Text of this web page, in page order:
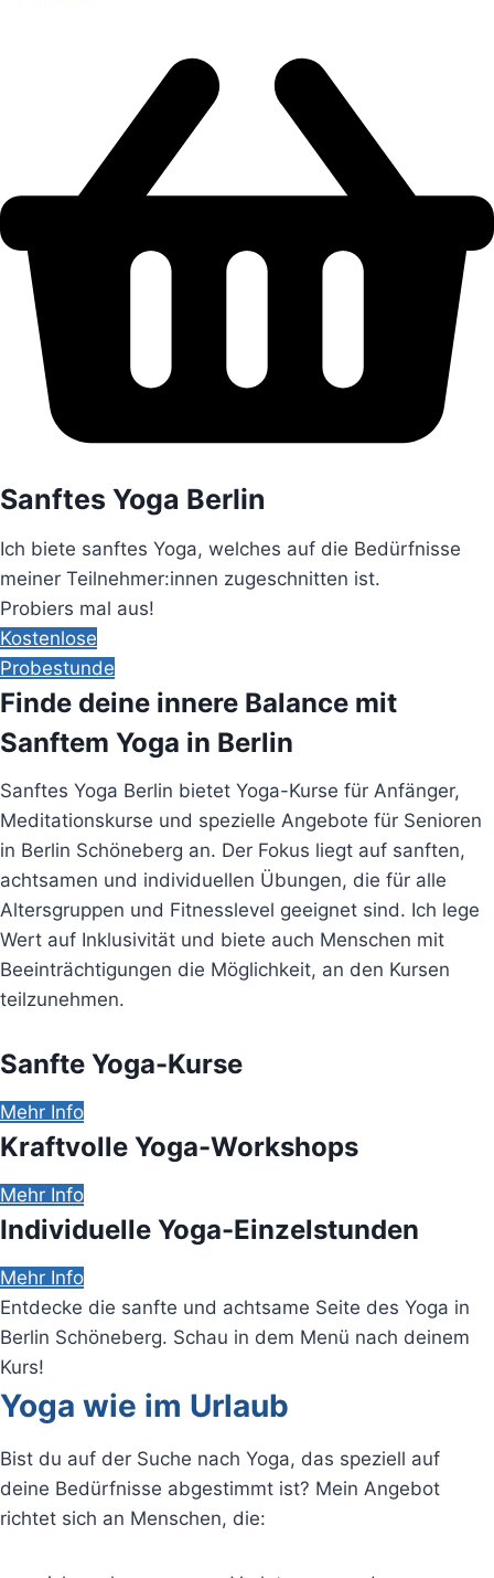
Sanftes Yoga Berlin
Ich biete sanftes Yoga, welches auf die Bedürfnisse
meiner Teilnehmer:innen zugeschnitten ist.
Probiers mal aus!
Kostenlose
Probestunde
Finde deine innere Balance mit
Sanftem Yoga in Berlin
Sanftes Yoga Berlin bietet Yoga-Kurse für Anfänger,
Meditationskurse und spezielle Angebote für Senioren
in Berlin Schöneberg an. Der Fokus liegt auf sanften,
achtsamen und individuellen Übungen, die für alle
Altersgruppen und Fitnesslevel geeignet sind. Ich lege
Wert auf Inklusivität und biete auch Menschen mit
Beeinträchtigungen die Möglichkeit, an den Kursen
teilzunehmen.
Sanfte Yoga-Kurse
Mehr Info
Kraftvolle Yoga-Workshops
Mehr Info
Individuelle Yoga-Einzelstunden
Mehr Info
Entdecke die sanfte und achtsame Seite des Yoga in
Berlin Schöneberg. Schau in dem Menü nach deinem
Kurs!
Yoga wie im Urlaub
Bist du auf der Suche nach Yoga, das speziell auf
deine Bedürfnisse abgestimmt ist? Mein Angebot
richtet sich an Menschen, die: